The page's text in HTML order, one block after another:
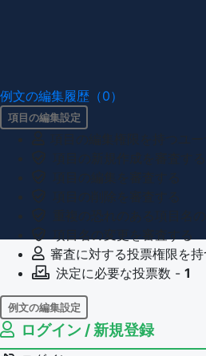
例文の編集履歴（0）
項目の編集設定
審査に対する投票権限を
決定に必要な投票数 - 1
例文の編集設定
例文の編集権限を持つユー
例文の削除を審査する
ログイン / 新規登録